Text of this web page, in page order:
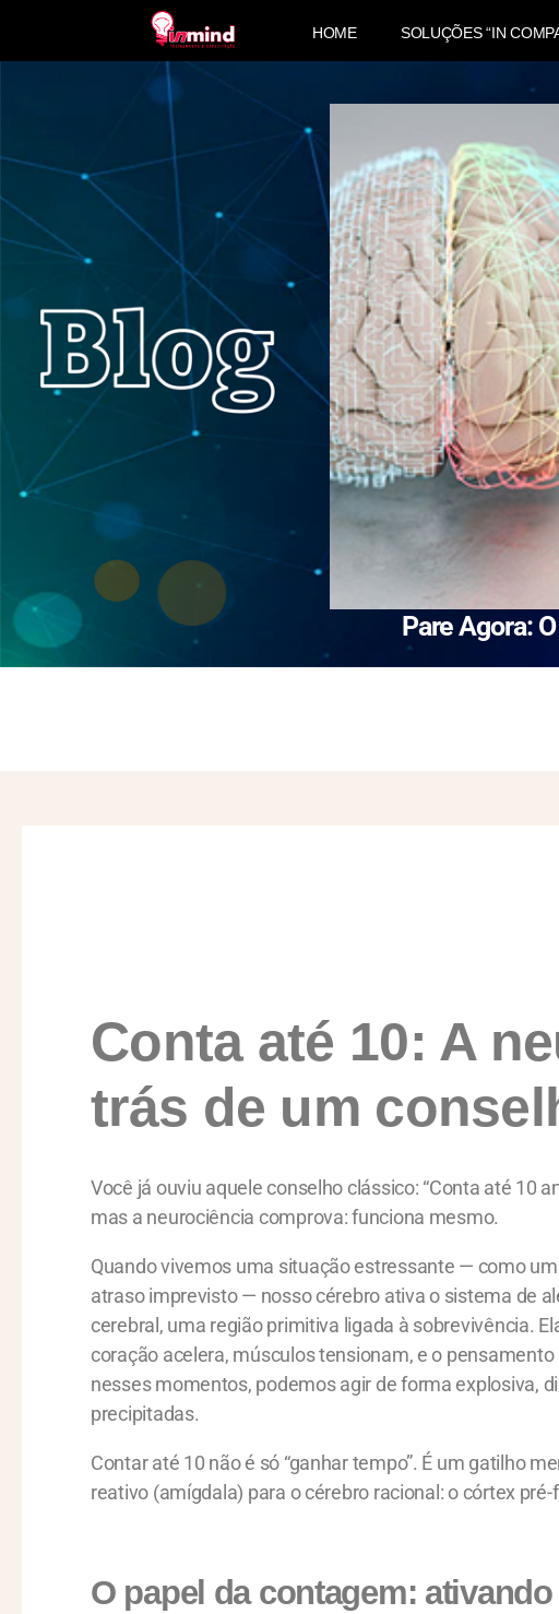
HOME SOLUÇÕES “IN
Pare Agora:
Conta até 10: A
trás de um
Você já ouviu aquele conselho clássico: “Conta até 10
mas a neurociência comprova: funciona mesmo.
Quando vivemos uma situação estressante — como
atraso imprevisto — nosso cérebro ativa o sistema de
cerebral, uma região primitiva ligada à sobrevivência.
coração acelera, músculos tensionam, e o
nesses momentos, podemos agir de forma explosiva,
precipitadas.
Contar até 10 não é só “ganhar tempo”. É um gatilho
reativo (amígdala) para o cérebro racional: o córtex pré-
O papel da contagem: